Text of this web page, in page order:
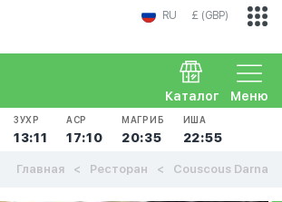
RU £ (GBP)
Меню
Каталог
ЗУХР
13:11
АСР
17:10
МАГРИБ
20:35
ИША
22:55
Главная Ресторан Couscous Darna